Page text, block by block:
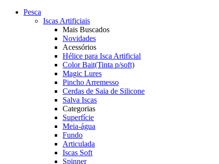
Pesca
Iscas Artificiais
Mais Buscados
Novidades
Acessórios
Hélice para Isca Artificial
Color Bait(Tinta p/soft)
Magic Lures
Pincho Arremesso
Cerdas de Saia de Silicone
Salva Iscas
Categorias
Superfície
Meia-água
Fundo
Articulada
Iscas Soft
Spinner